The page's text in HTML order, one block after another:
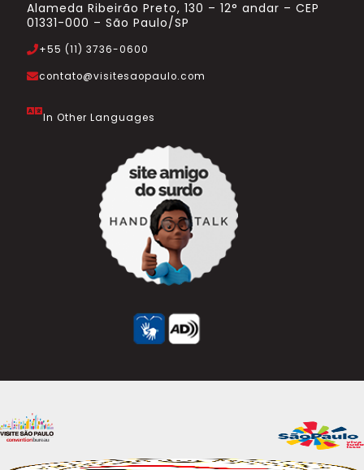
Alameda Ribeirão Preto, 130 – 12° andar – CEP
01331-000 – São Paulo/SP
+55 (11) 3736-0600
contato@visitesaopaulo.com
In Other Languages